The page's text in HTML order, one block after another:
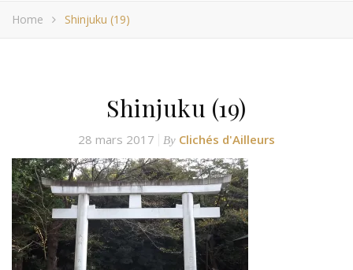
Home Shinjuku (19)
Shinjuku (19)
28 mars 2017 By Clichés d'Ailleurs